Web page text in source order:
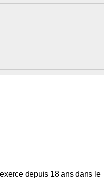
depuis 18 ans dans le